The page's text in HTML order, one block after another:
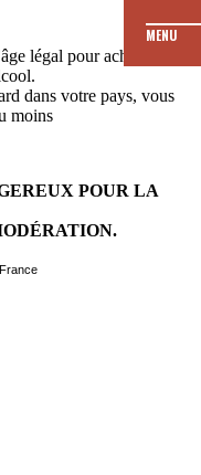
légal pour acheter et
dans votre pays, vous
moins
POUR LA
MENU